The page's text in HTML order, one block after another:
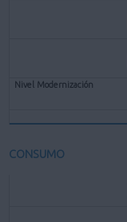
CONSUMO